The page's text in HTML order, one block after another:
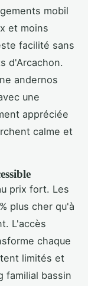
mobil
et moins
facilité sans
d'Arcachon.
andernos
une
appréciée
calme et
prix fort. Les
plus cher qu'à
L'accès
chaque
limités et
familial bassin